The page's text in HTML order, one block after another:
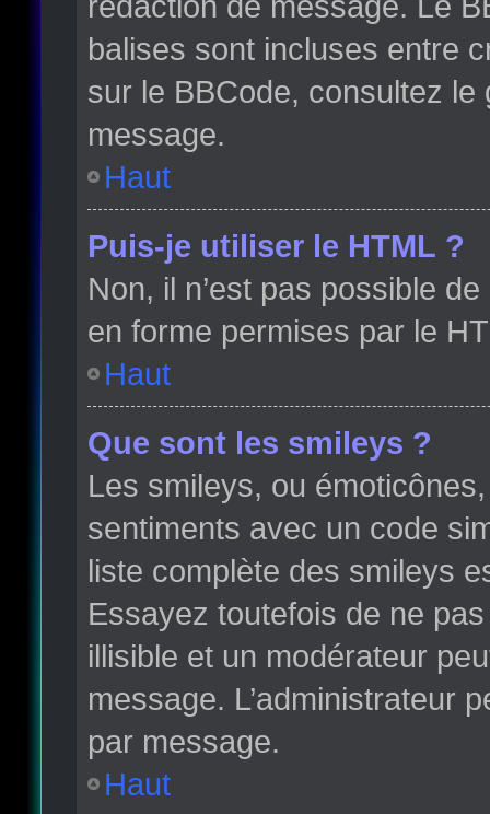
balises sont incluses entre
sur le BBCode, consultez
message.
Haut
Puis-je utiliser le HTML ?
Non, il n’est pas possible
en forme permises par le
Haut
Que sont les smileys ?
Les smileys, ou
sentiments avec un code
liste complète des smileys
Essayez toutefois de ne
illisible et un modérateur
message. L’administrateur
par message.
Haut